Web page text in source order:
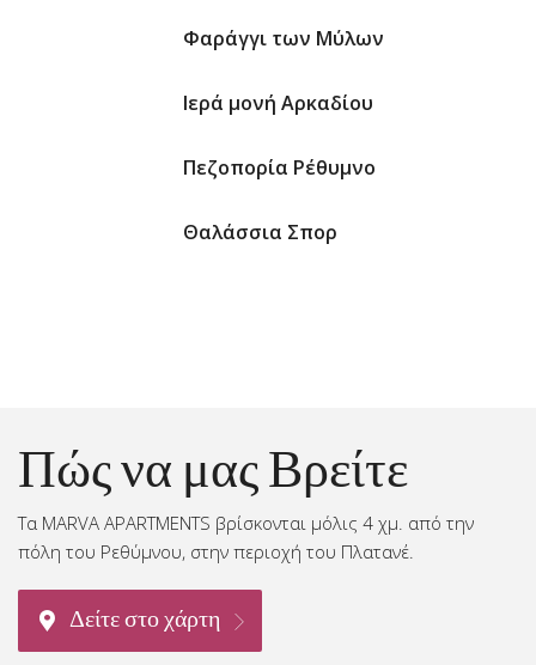
Φαράγγι των Μύλων
Ιερά μονή Αρκαδίου
Πεζοπορία Ρέθυμνο
Θαλάσσια Σπορ
Πώς να μας Βρείτε
Τα MARVA APARTMENTS βρίσκονται μόλις 4 χμ. από την
πόλη του Ρεθύμνου, στην περιοχή του Πλατανέ.
Δείτε στο χάρτη